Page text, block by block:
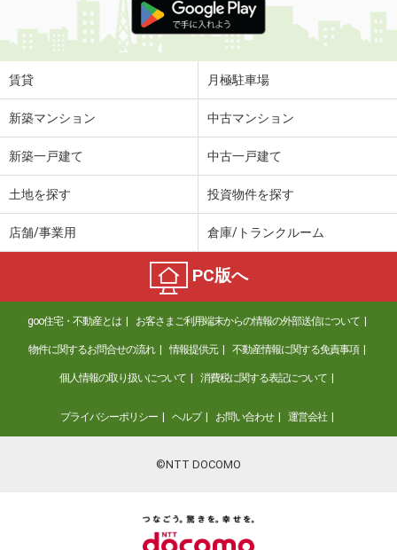
賃貸 月極駐車場
新築マンション 中古マンション
新築一戸建て 中古一戸建て
土地を探す 投資物件を探す
店舗/事業用 倉庫/トランクルーム
PC版へ
goo住宅・不動産とは お客さまご利用端末からの情報の外部送信について
物件に関するお問合せの流れ 情報提供元 不動産情報に関する免責事項
個人情報の取り扱いについて 消費税に関する表記について
プライバシーポリシー ヘルプ お問い合わせ 運営会社
©NTT DOCOMO